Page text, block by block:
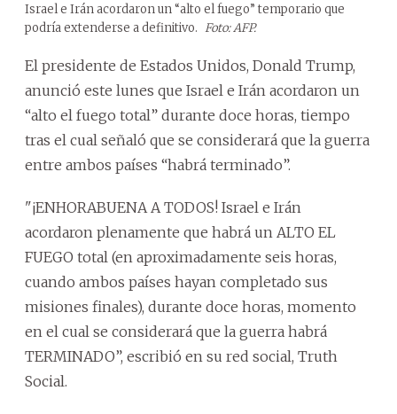
Israel e Irán acordaron un “alto el fuego” temporario que
podría extenderse a definitivo. Foto: AFP.
El presidente de Estados Unidos, Donald Trump,
anunció este lunes que Israel e Irán acordaron un
“alto el fuego total” durante doce horas, tiempo
tras el cual señaló que se considerará que la guerra
entre ambos países “habrá terminado”.
"¡ENHORABUENA A TODOS! Israel e Irán
acordaron plenamente que habrá un ALTO EL
FUEGO total (en aproximadamente seis horas,
cuando ambos países hayan completado sus
misiones finales), durante doce horas, momento
en el cual se considerará que la guerra habrá
TERMINADO”, escribió en su red social, Truth
Social.